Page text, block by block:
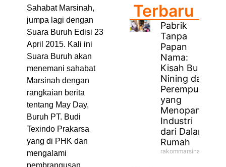
Sahabat Marsinah,
jumpa lagi dengan
Suara Buruh Edisi 23
April 2015. Kali ini
Suara Buruh akan
menemani sahabat
Marsinah dengan
rangkaian berita
tentang May Day,
Buruh PT. Budi
Texindo Prakarsa
yang di PHK dan
mengalami
Terbaru
Pabrik
Tanpa
Papan
Nama:
Kisah Bu
Nining dan
Perempuan
yang
Menopang
Industri
dari Dalam
Rumah
rakommarsinahfm